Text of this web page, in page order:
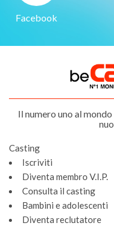
Facebook
Il numero uno al
Casting
Iscriviti
Diventa membro V.I.P.
Consulta il casting
Bambini e adolescenti
Diventa reclutatore